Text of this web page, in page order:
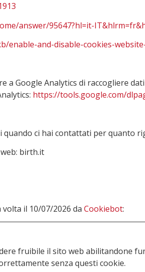
answer/95647?hl=it-
and-disable-cookies-
a Google Analytics di raccogliere
https://tools.google.com/
quando ci hai contattati per quanto
birth.it
il 10/07/2026 da Cookiebot:
fruibile il sito web abilitandone
senza questi cookie.